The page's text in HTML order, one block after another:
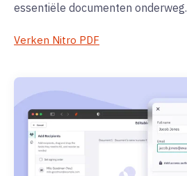
essentiële documenten onderweg.
Verken Nitro PDF